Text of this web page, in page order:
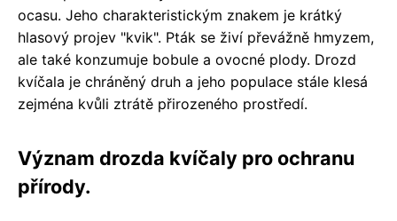
ocasu. Jeho charakteristickým znakem je krátký
hlasový projev "kvik". Pták se živí převážně hmyzem,
ale také konzumuje bobule a ovocné plody. Drozd
kvíčala je chráněný druh a jeho populace stále klesá
zejména kvůli ztrátě přirozeného prostředí.
Význam drozda kvíčaly pro ochranu
přírody.